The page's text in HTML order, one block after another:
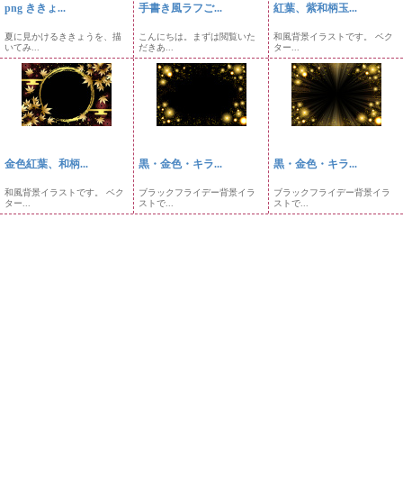
png ききょ...
夏に見かけるききょうを、描
いてみ...
手書き風ラフご...
こんにちは。まずは閲覧いた
だきあ...
紅葉、紫和柄玉...
和風背景イラストです。 ベク
ター...
金色紅葉、和柄...
和風背景イラストです。 ベク
ター...
黒・金色・キラ...
ブラックフライデー背景イラ
ストで...
黒・金色・キラ...
ブラックフライデー背景イラ
ストで...